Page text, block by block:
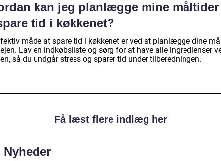
kan jeg planlægge mine
tid i køkkenet?
måde at spare tid i køkkenet er ved at planlægge dine
Lav en indkøbsliste og sørg for at have alle ingredienser
så du undgår stress og sparer tid under tilberedningen.
Få læst flere indlæg her
Nyheder